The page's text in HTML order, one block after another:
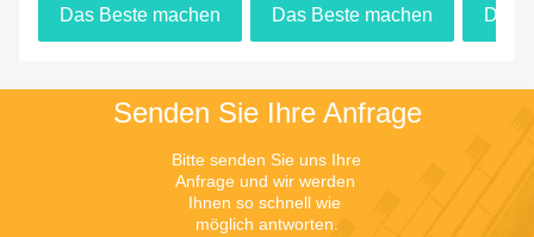
Das Beste machen Das Beste machen Das
Senden Sie Ihre Anfrage
Bitte senden Sie uns Ihre
Anfrage und wir werden
Ihnen so schnell wie
möglich antworten.